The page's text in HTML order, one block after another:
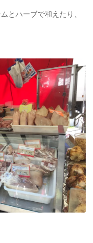
とハーブで和えたり、